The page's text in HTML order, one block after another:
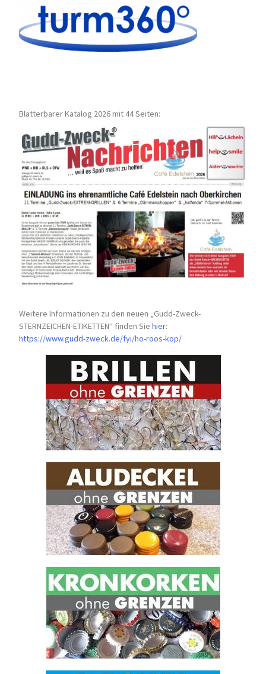
Blätterbarer Katalog 2026 mit 44 Seiten:
Weitere Informationen zu den neuen „Gudd-Zweck-
STERNZEICHEN-ETIKETTEN“ finden Siehier:
https://www.gudd-zweck.de/fyi/ho-roos-kop/